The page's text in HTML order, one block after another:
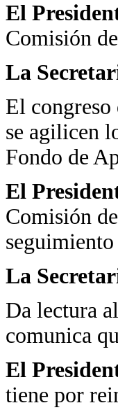
El
Comisión
La
El congreso
se agilicen
Fondo de
El
Comisión
La
Da lectura
comunica
El
tiene por